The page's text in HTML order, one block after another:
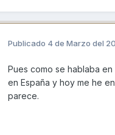
Publicado 4 de Marzo del
Pues como se hablaba
en España y hoy me he
parece.